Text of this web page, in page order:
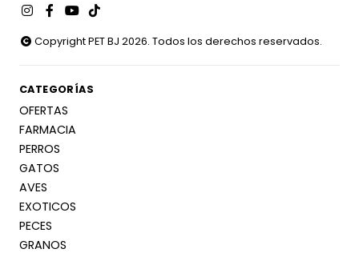
Copyright PET BJ 2026. Todos los derechos reservados.
CATEGORÍAS
OFERTAS
FARMACIA
PERROS
GATOS
AVES
EXOTICOS
PECES
GRANOS